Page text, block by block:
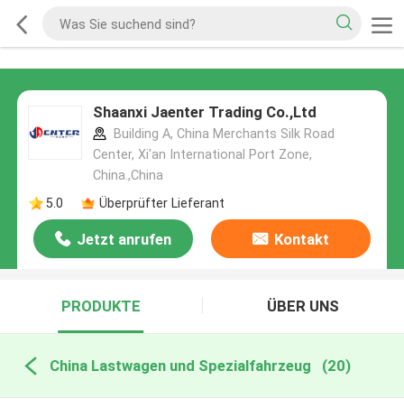
Shaanxi Jaenter Trading Co.,Ltd
Building A, China Merchants Silk Road
Center, Xi'an International Port Zone,
China.,China
5.0
Überprüfter Lieferant
Jetzt anrufen Kontakt
PRODUKTE ÜBER UNS
China Lastwagen und Spezialfahrzeug (20)